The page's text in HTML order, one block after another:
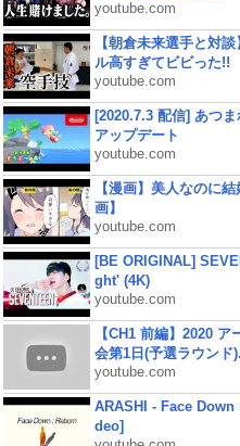
youtube.com
【朝倉未来選手と対
ル高すぎてビビった!!
youtube.com
[2020.7.3 配信] あつ
アップデート
youtube.com
【漫画】美人なのに
画】
youtube.com
[BE ORIGINAL]
ght' (4K)
youtube.com
【CH1 前編】2020
会第1日(予選ラウンド
youtube.com
ARASHI - Face
deo]